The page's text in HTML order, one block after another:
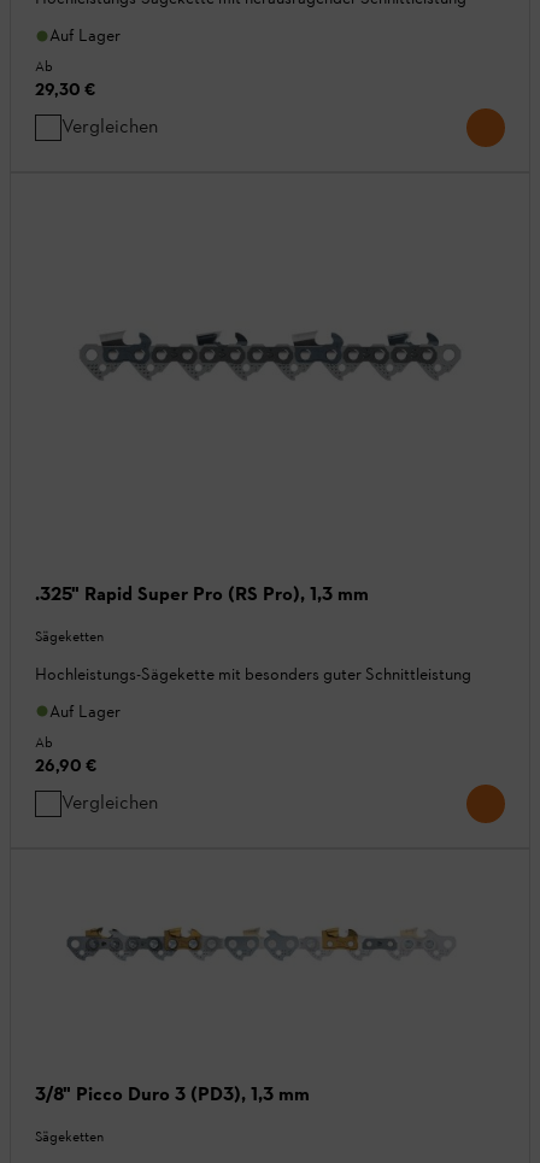
Auf Lager
Ab
29,30 €
Vergleichen
.325" Rapid Super Pro (RS Pro), 1,3 mm
Sägeketten
Hochleistungs-Sägekette mit besonders guter Schnittleistung
Auf Lager
Ab
26,90 €
Vergleichen
3/8" Picco Duro 3 (PD3), 1,3 mm
Sägeketten